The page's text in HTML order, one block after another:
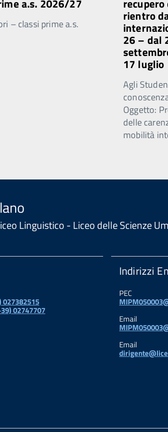
a.s. 2026/27
– classi prime a.s.
rientro
26 – dal
17 luglio
Agli
Oggetto:
delle
mobilità
Linguistico - Liceo delle Scienze
027382515
02747707
Indirizzi
PEC
Email
Email